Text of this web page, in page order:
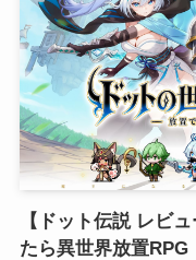
【ドット伝説 レビ
たら異世界放置RPG